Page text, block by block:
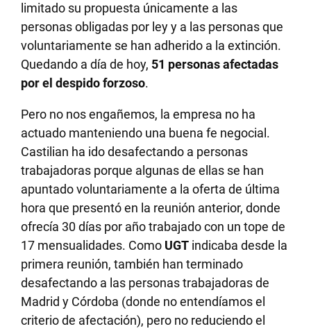
limitado su propuesta únicamente a las
personas obligadas por ley y a las personas que
voluntariamente se han adherido a la extinción.
Quedando a día de hoy, 51 personas afectadas
por el despido forzoso.
Pero no nos engañemos, la empresa no ha
actuado manteniendo una buena fe negocial.
Castilian ha ido desafectando a personas
trabajadoras porque algunas de ellas se han
apuntado voluntariamente a la oferta de última
hora que presentó en la reunión anterior, donde
ofrecía 30 días por año trabajado con un tope de
17 mensualidades. Como UGT indicaba desde la
primera reunión, también han terminado
desafectando a las personas trabajadoras de
Madrid y Córdoba (donde no entendíamos el
criterio de afectación), pero no reduciendo el